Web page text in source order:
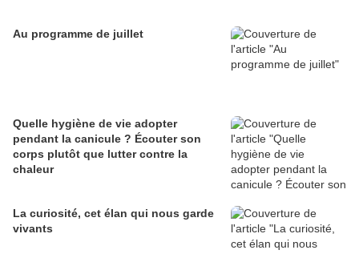
Au programme de juillet
Quelle hygiène de vie adopter
pendant la canicule ? Écouter son
corps plutôt que lutter contre la
chaleur
La curiosité, cet élan qui nous garde
vivants